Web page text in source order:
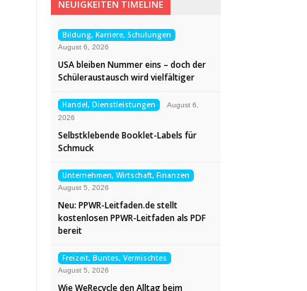
NEUIGKEITEN TIMELINE
Bildung, Karriere, Schulungen
August 6, 2026
USA bleiben Nummer eins – doch der
Schüleraustausch wird vielfältiger
Handel, Dienstleistungen
August 6,
2026
Selbstklebende Booklet-Labels für
Schmuck
Unternehmen, Wirtschaft, Finanzen
August 5, 2026
Neu: PPWR-Leitfaden.de stellt
kostenlosen PPWR-Leitfaden als PDF
bereit
Freizeit, Buntes, Vermischtes
August 5, 2026
Wie WeRecycle den Alltag beim